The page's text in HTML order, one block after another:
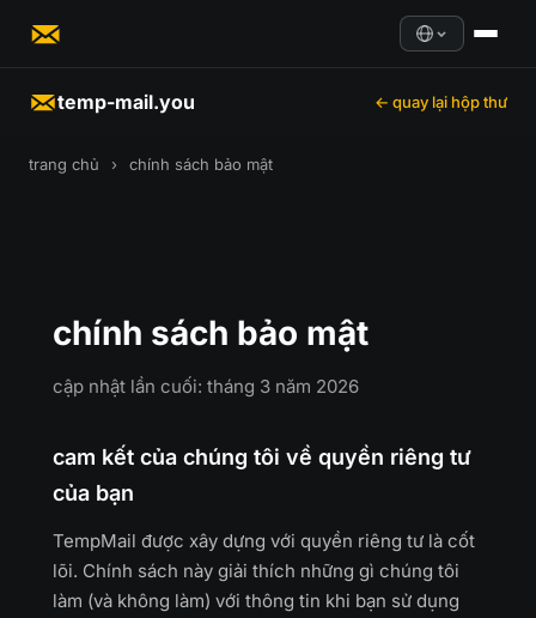
temp-mail.you ← quay lại hộp thư
trang chủ › chính sách bảo mật
chính sách bảo mật
cập nhật lần cuối: tháng 3 năm 2026
cam kết của chúng tôi về quyền riêng tư
của bạn
TempMail được xây dựng với quyền riêng tư là cốt
lõi. Chính sách này giải thích những gì chúng tôi
làm (và không làm) với thông tin khi bạn sử dụng